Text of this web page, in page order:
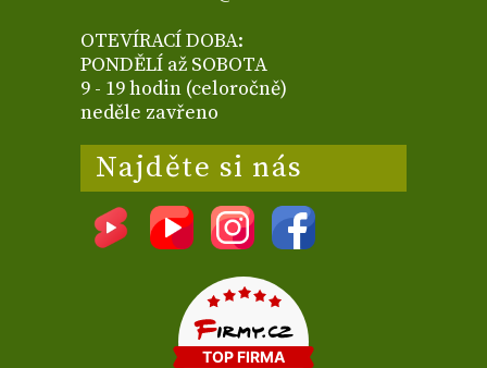
OTEVÍRACÍ DOBA:
PONDĚLÍ až SOBOTA
9 - 19 hodin (celoročně)
neděle zavřeno
Najděte si nás